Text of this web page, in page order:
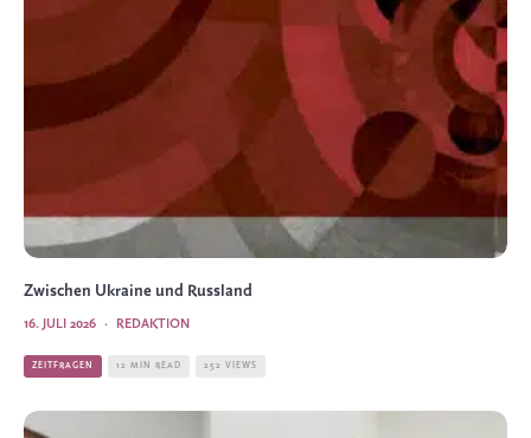
Zwischen Ukraine und Russland
REDAKTION
·
16. JULI 2026
ZEITFRAGEN 12 MIN READ 252 VIEWS